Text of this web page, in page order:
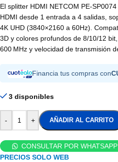
El splitter HDMI NETCOM PE-
HDMI desde 1 entrada a 4 salidas,
4K UHD (3840×2160 a 60Hz).
3D y colores profundos de 8/10/12
600 MHz y velocidad de transmisión
Financia tus compras con
3 disponibles
- + AÑADIR AL CARRITO
CONSULTAR POR WHATSAPP
PRECIOS SOLO WEB